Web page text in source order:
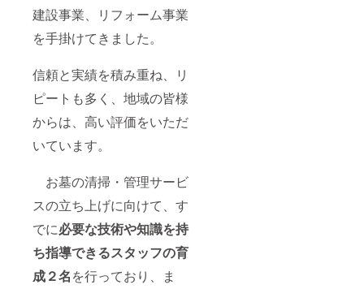
建設事業、リフォーム事業
を手掛けてきました。
信頼と実績を積み重ね、リ
ピートも多く、地域の皆様
からは、高い評価をいただ
いています。
お墓の清掃・管理サービ
スの立ち上げに向けて、す
でに必要な技術や知識を持
ち指導できるスタッフの育
成２名を行っており、ま